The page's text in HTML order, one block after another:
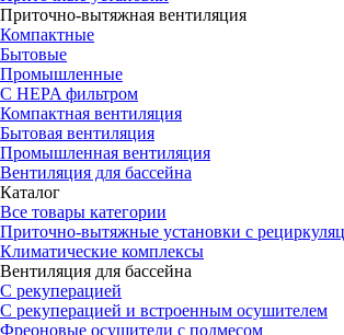
Приточно-вытяжная вентиляция
Компактные
Бытовые
Промышленные
С HEPA фильтром
Компактная вентиляция
Бытовая вентиляция
Промышленная вентиляция
Вентиляция для бассейна
Каталог
Все товары категории
Приточно-вытяжные установки с
Климатические комплексы
Вентиляция для бассейна
С рекуперацией
С рекуперацией и встроенным осушителем
Фреоновые осушители с подмесом